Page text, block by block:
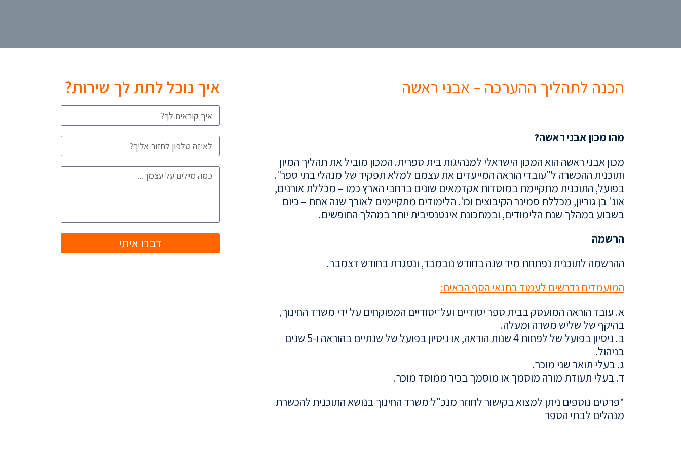
הכנה לתהליך ההערכה – אבני ראשה
מהו מכון אבני ראשה?
מכון אבני ראשה הוא המכון הישראלי למנהיגות בית ספרית. המכון מוביל את תהליך המיון
ותוכנית ההכשרה ל"עובדי הוראה המייעדים את עצמם למלא תפקיד של מנהלי בתי ספר".
בפועל, התוכנית מתקיימת במוסדות אקדמאים שונים ברחבי הארץ כמו – מכללת אורנים,
אונ' בן גוריון, מכללת סמינר הקיבוצים וכו'. הלימודים מתקיימים לאורך שנה אחת – כיום
בשבוע במהלך שנת הלימודים, ובמתכונת אינטנסיבית יותר במהלך החופשים.
הרשמה
ההרשמה לתוכנית נפתחת מיד שנה בחודש נובמבר, ונסגרת בחודש דצמבר.
המועמדים נדרשים לעמוד בתנאי הסף הבאים:
א. עובד הוראה המועסק בבית ספר יסודיים ועל־יסודיים המפוקחים על ידי משרד החינוך,
בהיקף של שליש משרה ומעלה.
ב. ניסיון בפועל של לפחות 4 שנות הוראה, או ניסיון בפועל של שנתיים בהוראה ו-5 שנים
בניהול.
ג. בעלי תואר שני מוכר.
ד. בעלי תעודת מורה מוסמך או מוסמך בכיר ממוסד מוכר.
*פרטים נוספים ניתן למצוא בקישור לחוזר מנכ"ל משרד החינוך בנושאהתוכנית להכשרת
מנהלים לבתי הספר
איך נוכל לתת לך שירות?
דברו איתי